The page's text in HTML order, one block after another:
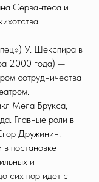
Сервантеса и
У. Шекспира в
2000 года) —
сотрудничества
Мела Брукса,
Главные роли в
Дружинин.
постановке
и
сих пор идет с